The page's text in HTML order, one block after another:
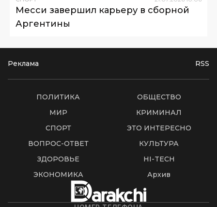
Месси завершил карьеру в сборной
Аргентины
Реклама RSS
ПОЛИТИКА
ОБЩЕСТВО
МИР
КРИМИНАЛ
СПОРТ
ЭТО ИНТЕРЕСНО
ВОПРОС-ОТВЕТ
КУЛЬТУРА
ЗДОРОВЬЕ
HI-TECH
ЭКОНОМИКА
Архив